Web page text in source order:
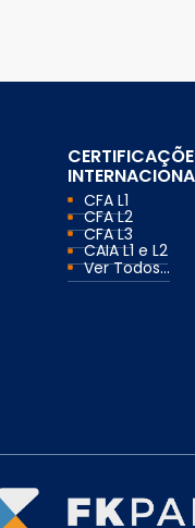
CFA L1
CFA L2
CFA L3
CAIA L1 e L2
Ver Todos...